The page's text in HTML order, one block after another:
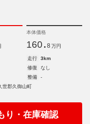
本体価格
160. 8 万円
走行
3km
修復
なし
整備
-
世郡久御山町
り・在庫確認